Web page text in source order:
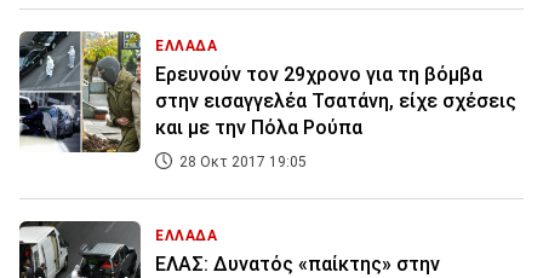
ΕΛΛΑΔΑ
Ερευνούν τον 29χρονο για τη βόμβα
στην εισαγγελέα Τσατάνη, είχε σχέσεις
και με την Πόλα Ρούπα
28 Οκτ 2017 19:05
ΕΛΛΑΔΑ
ΕΛΑΣ: Δυνατός «παίκτης» στην